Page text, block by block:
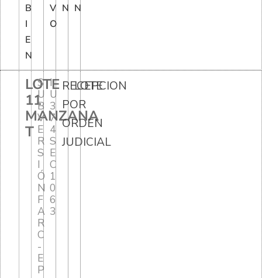
B
I
E
N
V
O
N N
LOTE
11
MANZANA
T
S
U
B
V
E
R
S
I
Ó
N
F
A
R
C
-
E
P
I
U
3
7
4
S
E
C
1
0
6
3
RECEPCION
POR
ORDEN
JUDICIAL
LOTE